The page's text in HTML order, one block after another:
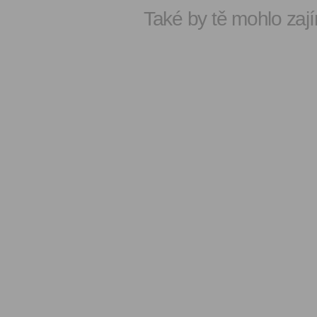
Také by tě mohlo